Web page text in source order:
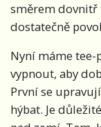
směrem dovnitř
dostatečně
Nyní máme tee-
vypnout, aby
První se
hýbat. Je